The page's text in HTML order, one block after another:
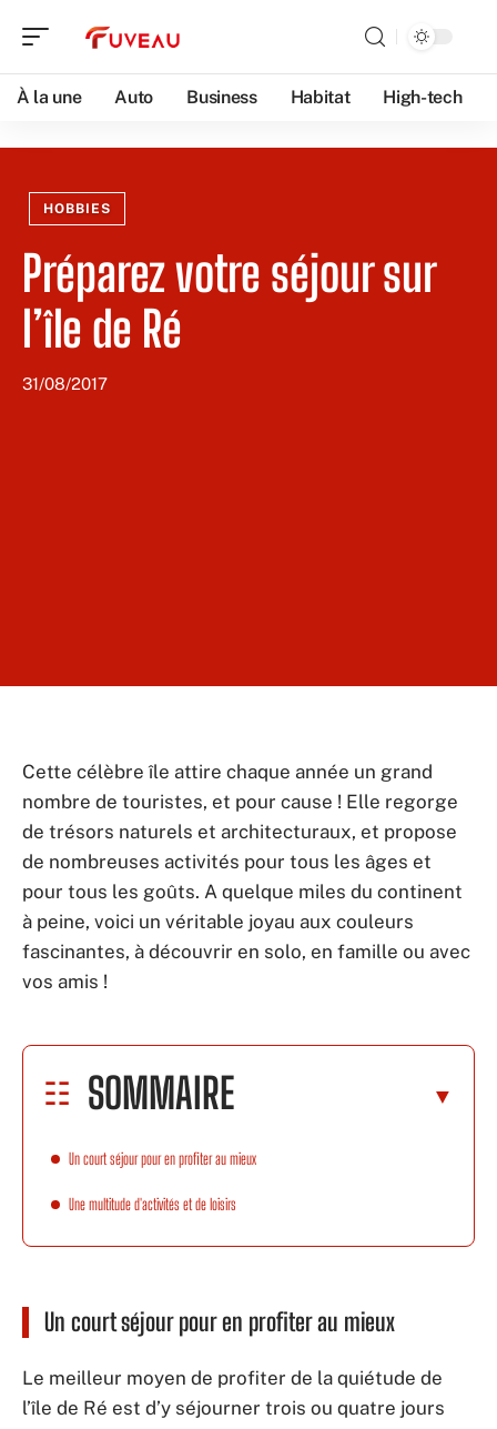
À la une Auto Business Habitat High-tech
HOBBIES
Préparez votre séjour sur
l’île de Ré
31/08/2017
Cette célèbre île attire chaque année un grand
nombre de touristes, et pour cause ! Elle regorge
de trésors naturels et architecturaux, et propose
de nombreuses activités pour tous les âges et
pour tous les goûts. A quelque miles du continent
à peine, voici un véritable joyau aux couleurs
fascinantes, à découvrir en solo, en famille ou avec
vos amis !
SOMMAIRE
Un court séjour pour en profiter au mieux
Une multitude d'activités et de loisirs
Un court séjour pour en profiter au mieux
Le meilleur moyen de profiter de la quiétude de
l’île de Ré est d’y séjourner trois ou quatre jours